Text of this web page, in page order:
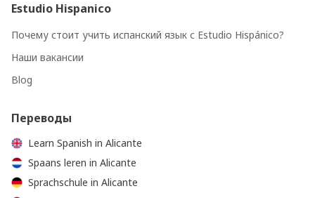
Estudio Hispanico
Почему стоит учить испанский язык с Estudio Hispánico?
Наши вакансии
Blog
Переводы
Learn Spanish in Alicante
Spaans leren in Alicante
Sprachschule in Alicante